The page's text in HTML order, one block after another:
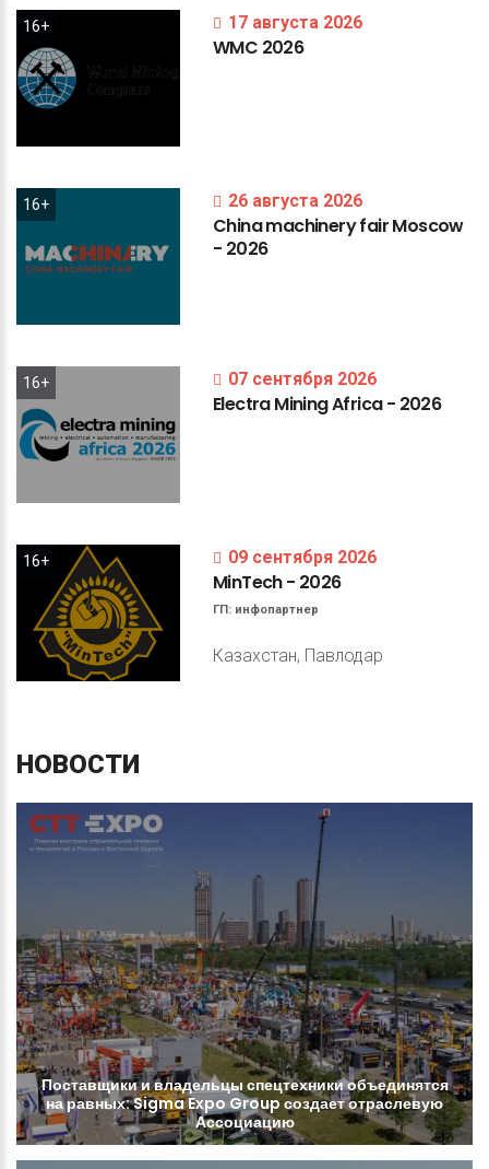
16+ 17 августа 2026
WMC 2026
16+ 26 августа 2026
ChinamachineryfairMoscow
- 2026
16+ 07 сентября 2026
ElectraMiningAfrica- 2026
16+ 09 сентября 2026
MinTech- 2026
ГП: инфопартнер
Казахстан, Павлодар
НОВОСТИ
Поставщикиивладельцыспецтехникиобъединятся
наравных:SigmaExpoGroup создаетотраслевую
Ассоциацию